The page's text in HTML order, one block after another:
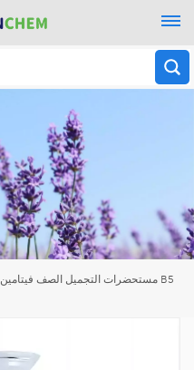
مستحضرات التجميل الصف فيتامين B5